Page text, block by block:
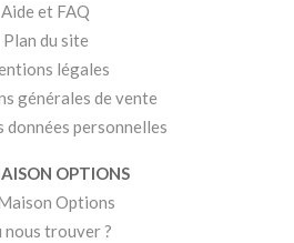
Aide et FAQ
Plan du site
légales
générales de vente
données personnelles
OPTIONS
Options
nous trouver ?